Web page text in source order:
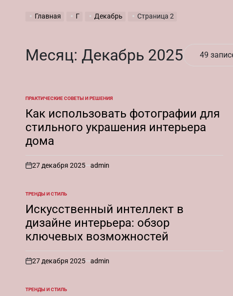
Главная Г Декабрь Страница 2
Месяц: Декабрь 2025 49
ОПУБЛИКОВАНО
В
ПРАКТИЧЕСКИЕ СОВЕТЫ И РЕШЕНИЯ
Как использовать фотографии для
стильного украшения интерьера
дома
on
27 декабря 2025 admin
ОПУБЛИКОВАНО
В
ТРЕНДЫ И СТИЛЬ
Искусственный интеллект в
дизайне интерьера: обзор
ключевых возможностей
on
27 декабря 2025 admin
ОПУБЛИКОВАНО
ТРЕНДЫ И СТИЛЬ